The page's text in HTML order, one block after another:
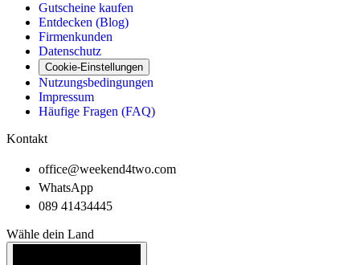
Gutscheine kaufen
Entdecken (Blog)
Firmenkunden
Datenschutz
Cookie-Einstellungen
Nutzungsbedingungen
Impressum
Häufige Fragen (FAQ)
Kontakt
office@weekend4two.com
WhatsApp
089 41434445
Wähle dein Land